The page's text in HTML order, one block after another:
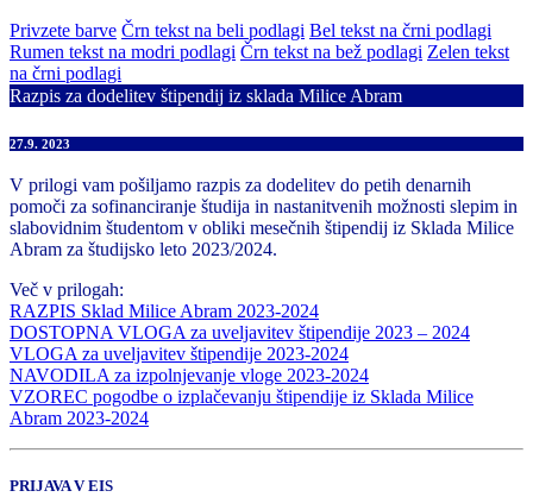
Privzete barve Črn tekst na beli podlagi Bel tekst na črni podlagi
Rumen tekst na modri podlagi Črn tekst na bež podlagi Zelen tekst
na črni podlagi
Razpis za dodelitev štipendij iz sklada Milice Abram
27.9. 2023
V prilogi vam pošiljamo razpis za dodelitev do petih denarnih
pomoči za sofinanciranje študija in nastanitvenih možnosti slepim in
slabovidnim študentom v obliki mesečnih štipendij iz Sklada Milice
Abram za študijsko leto 2023/2024.
Več v prilogah:
RAZPIS Sklad Milice Abram 2023-2024
DOSTOPNA VLOGA za uveljavitev štipendije 2023 – 2024
VLOGA za uveljavitev štipendije 2023-2024
NAVODILA za izpolnjevanje vloge 2023-2024
VZOREC pogodbe o izplačevanju štipendije iz Sklada Milice
Abram 2023-2024
PRIJAVA V EIS